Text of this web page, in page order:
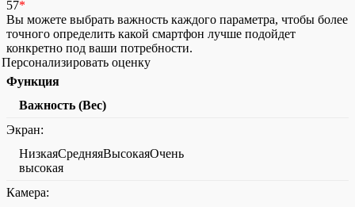
57*
Вы можете выбрать важность каждого параметра, чтобы более
точного определить какой смартфон лучше подойдет
конкретно под ваши потребности.
Персонализировать оценку
Функция
Важность (Вес)
Экран:
НизкаяСредняяВысокаяОчень
высокая
Камера: